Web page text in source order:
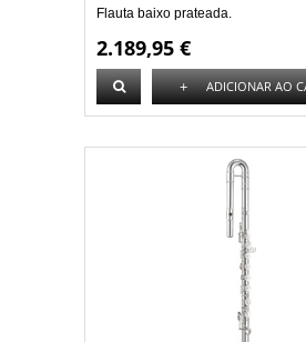
Flauta baixo prateada.
2.189,95 €
+ ADICIONAR AO